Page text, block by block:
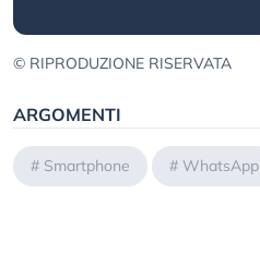
© RIPRODUZIONE RISERVATA
ARGOMENTI
# Smartphone # WhatsApp